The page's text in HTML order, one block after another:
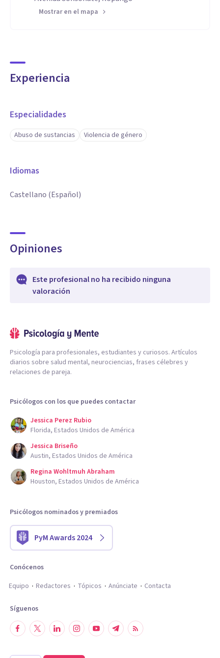
Mostrar en el mapa
Experiencia
Especialidades
Abuso de sustancias Violencia de género
Idiomas
Castellano (Español)
Opiniones
Este profesional no ha recibido ninguna
valoración
Psicología para profesionales, estudiantes y curiosos. Artículos
diarios sobre salud mental, neurociencias, frases célebres y
relaciones de pareja.
Psicólogos con los que puedes contactar
Jessica Perez Rubio
Florida, Estados Unidos de América
Jessica Briseño
Austin, Estados Unidos de América
Regina Wohltmuh Abraham
Houston, Estados Unidos de América
Psicólogos nominados y premiados
PyM Awards 2024
Conócenos
Equipo
Redactores Tópicos Anúnciate Contacta
Síguenos